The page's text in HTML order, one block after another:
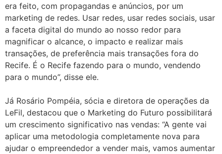
era feito, com propagandas e anúncios, por um
marketing de redes. Usar redes, usar redes sociais, usar
a faceta digital do mundo ao nosso redor para
magnificar o alcance, o impacto e realizar mais
transações, de preferência mais transações fora do
Recife. É o Recife fazendo para o mundo, vendendo
para o mundo”, disse ele.
Já Rosário Pompéia, sócia e diretora de operações da
LeFil, destacou que o Marketing do Futuro possibilitará
um crescimento significativo nas vendas: “A gente vai
aplicar uma metodologia completamente nova para
ajudar o empreendedor a vender mais, vamos aumentar